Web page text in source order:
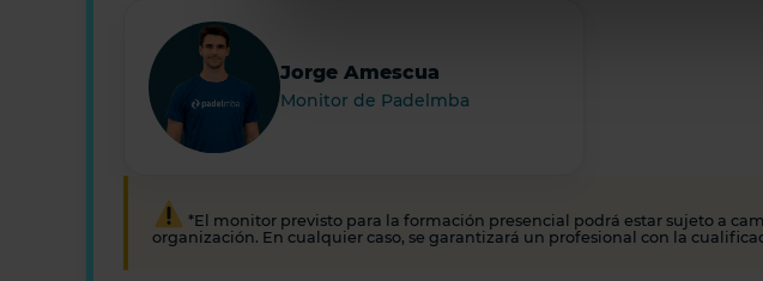
Jorge Amescua
Monitor de Padelmba
*El monitor previsto para la formación presencial podrá estar sujeto a
organización. En cualquier caso, se garantizará un profesional con la